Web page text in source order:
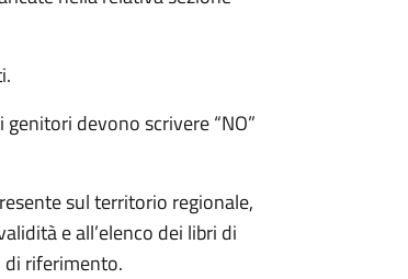
devono scrivere “NO”
sul territorio regionale,
e all’elenco dei libri di
di riferimento.